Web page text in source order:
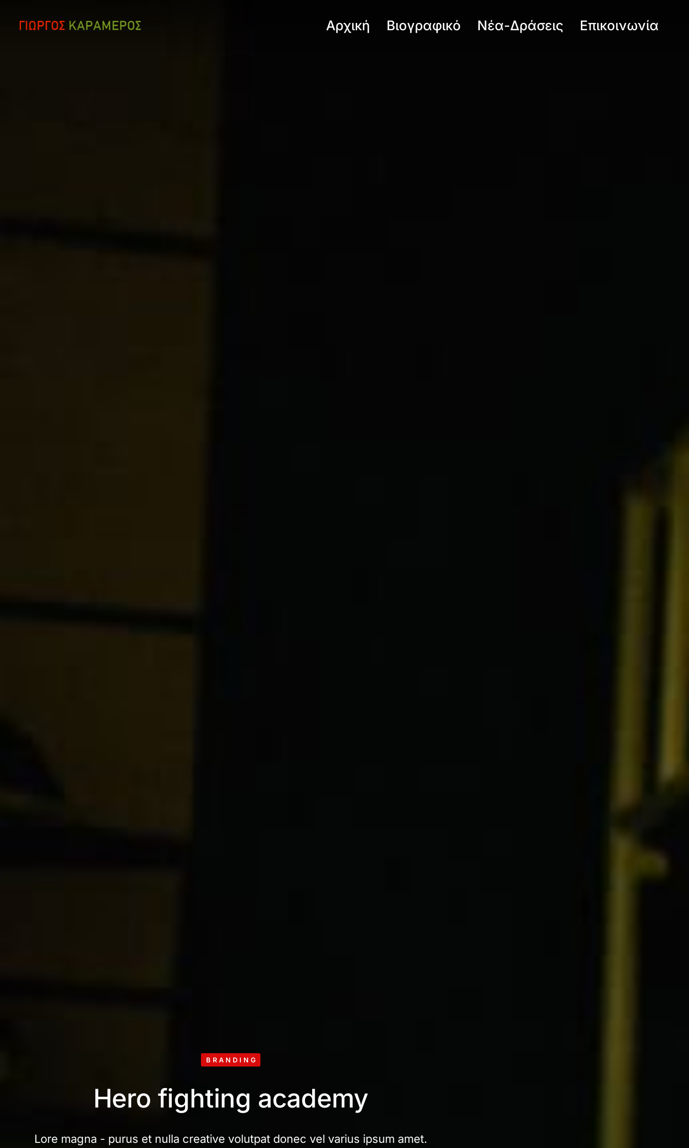
Αρχική Βιογραφικό Νέα-Δράσεις Επικοινωνία
BRANDING
Hero fighting academy
Lore magna - purus et nulla creative volutpat donec vel varius ipsum amet.